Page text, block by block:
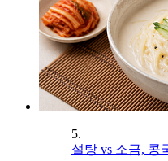
5.
설탕 vs 소금, 콩